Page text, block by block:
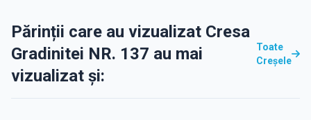
Părinții care au vizualizat Cresa
Gradinitei NR. 137 au mai
vizualizat și:
Toate
Creșele